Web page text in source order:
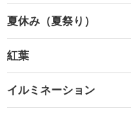
夏休み（夏祭り）
紅葉
イルミネーション